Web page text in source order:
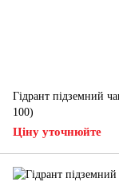
Гідрант підземний
100)
Ціну уточнюйте